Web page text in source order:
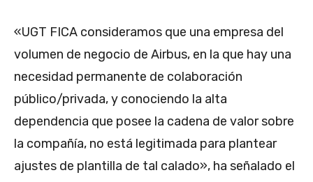
«UGT FICA consideramos que una empresa del
volumen de negocio de Airbus, en la que hay una
necesidad permanente de colaboración
público/privada, y conociendo la alta
dependencia que posee la cadena de valor sobre
la compañía, no está legitimada para plantear
ajustes de plantilla de tal calado», ha señalado el